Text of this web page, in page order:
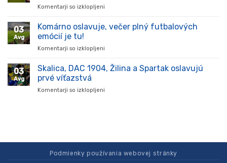
súťaži
Komentarji so izklopljeni
oslavuje
v
03
Avg
Komárno oslavuje, večer plný futbalových
emócií je tu!
Komentarji so izklopljeni
oslavuje,
03
Avg
Skalica, DAC 1904, Žilina a Spartak oslavujú
prvé víťazstvá
Komentarji so izklopljeni
Spartak
oslavujú
Podmienky používania webovej stránky